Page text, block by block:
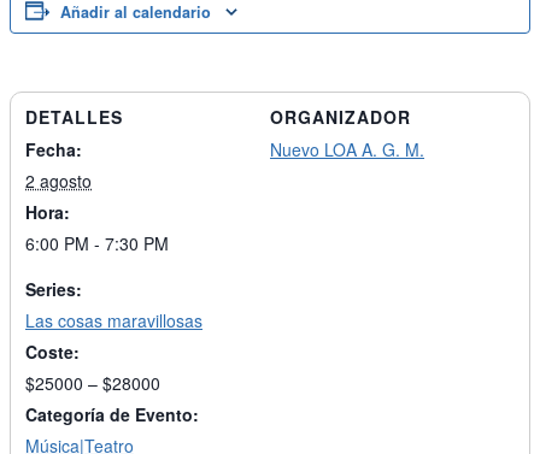
Añadir al calendario
DETALLES
Fecha:
2 agosto
Hora:
6:00 PM - 7:30 PM
Series:
Las cosas maravillosas
Coste:
$25000 – $28000
Categoría de Evento:
Música|Teatro
ORGANIZADOR
Nuevo LOA A. G. M.